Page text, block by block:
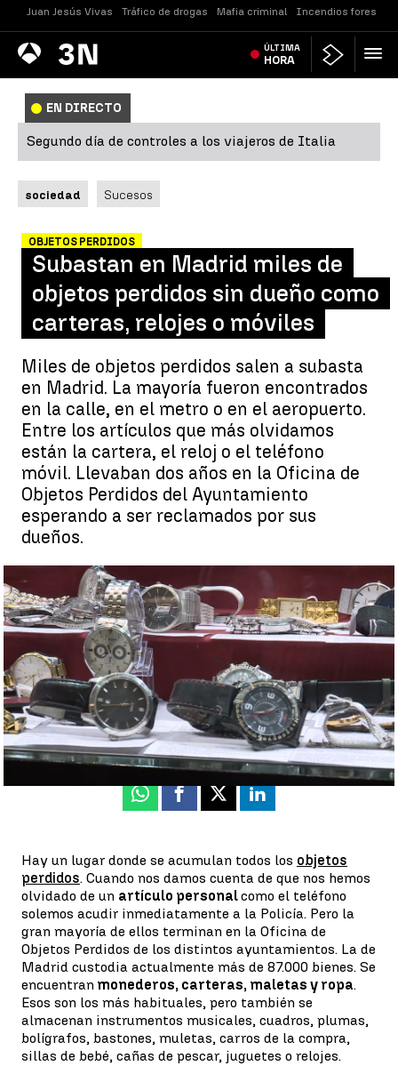
Juan Jesús Vivas Tráfico de drogas Mafia criminal Incendios
Antena
3 Noticias ÚLTIMA
HORA
EN DIRECTO
Segundo día de controles a los viajeros de Italia
sociedad Sucesos
OBJETOS PERDIDOS
Subastan en Madrid miles de
objetos perdidos sin dueño como
carteras, relojes o móviles
Miles de objetos perdidos salen a subasta
en Madrid. La mayoría fueron encontrados
en la calle, en el metro o en el aeropuerto.
Entre los artículos que más olvidamos
están la cartera, el reloj o el teléfono
móvil. Llevaban dos años en la Oficina de
Objetos Perdidos del Ayuntamiento
esperando a ser reclamados por sus
dueños.
Dónde terminan los objetos perdidos sin dueño |
Antena 3
Noticias
Vicente Ibáñez
Publicado:05 de octubre de 2022, 18:25
Whatsapp
Facebook
X Linkedin
Hay un lugar donde se acumulan todos los objetos
perdidos. Cuando nos damos cuenta de que nos hemos
olvidado de un artículo personalcomo el teléfono
solemos acudir inmediatamente a la Policía. Pero la
gran mayoría de ellos terminan en la Oficina de
Objetos Perdidos de los distintos ayuntamientos. La de
Madrid custodia actualmente más de 87.000 bienes. Se
encuentran monederos, carteras, maletas y ropa.
Esos son los más habituales, pero también se
almacenan instrumentos musicales, cuadros, plumas,
bolígrafos, bastones, muletas, carros de la compra,
sillas de bebé, cañas de pescar, juguetes o relojes.